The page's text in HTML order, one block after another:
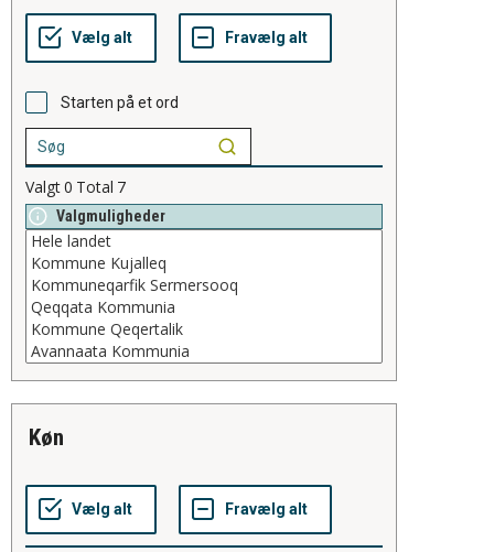
Starten på et ord
Valgt0 Total 7
Valgmuligheder
køn